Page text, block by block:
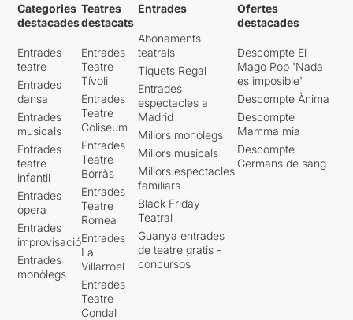
Categories
destacades
Entrades
teatre
Entrades
dansa
Entrades
musicals
Entrades
teatre
infantil
Entrades
òpera
Entrades
improvisació
Entrades
monòlegs
Teatres
destacats
Entrades
Teatre
Tívoli
Entrades
Teatre
Coliseum
Entrades
Teatre
Borràs
Entrades
Teatre
Romea
Entrades
La
Villarroel
Entrades
Teatre
Condal
Entrades
Abonaments
teatrals
Tiquets Regal
Entrades
espectacles a
Madrid
Millors monòlegs
Millors musicals
Millors espectacles
familiars
Black Friday
Teatral
Guanya entrades
de teatre gratis -
concursos
Ofertes
destacades
Descompte El
Mago Pop 'Nada
es imposible'
Descompte Ànima
Descompte
Mamma mia
Descompte
Germans de sang